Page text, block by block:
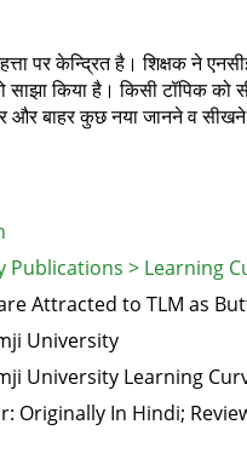
पर केन्द्रित है। शिक्षक ने
किया है। किसी टॉपिक को
और बाहर कुछ नया जानने व
Publications > Learning
Attracted to TLM as
University
University Learning
Originally In Hindi;